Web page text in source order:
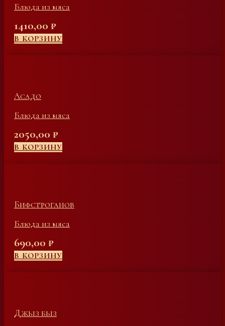
Блюда из мяса
1410,00 ₽
В КОРЗИНУ
Асадо
Блюда из мяса
2050,00 ₽
В КОРЗИНУ
Бифстроганов
Блюда из мяса
690,00 ₽
В КОРЗИНУ
Джыз быз